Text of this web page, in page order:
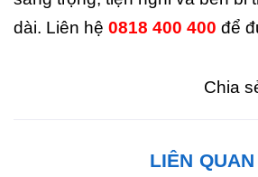
dài. Liên hệ 0818 400 400 để
Chia
LIÊN QUAN